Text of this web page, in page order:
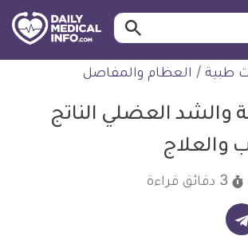
طبية
ابحث…
طبية / العظام والمفاصل
والشد العضلي الناتج
والعلاج
3 دقائق قراءة
شارك على تيليجرام - ديلي ميديكال انفو